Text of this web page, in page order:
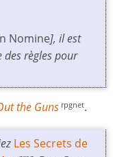
Nomine], il est
règles pour
the Guns rpgnet.
Les Secrets de